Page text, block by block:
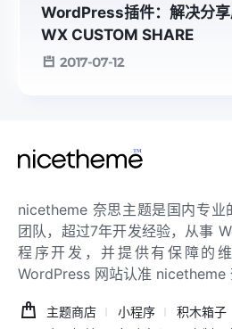
WordPress插件：解决分享
WX CUSTOM SHARE
2017-07-12
nicetheme 奈思主题是国内专业
团队，超过7年开发经验，从事
程序开发，并提供有保障的
WordPress 网站认准 nicetheme
主题商店 小程序 积木箱子